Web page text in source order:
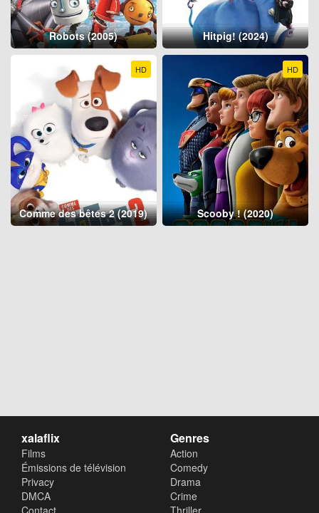
Robots (2005) Hitpig! (2024)
HD
Comme des bêtes 2 (2019)
HD
Scooby ! (2020)
xalaflix
Films
Émissions de télévision
Privacy
DMCA
Contact
Genres
Action
Comedy
Drama
Crime
Thriller